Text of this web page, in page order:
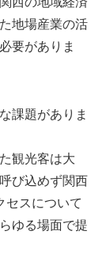
地場産業の活
要がありま
課題がありま
観光客は大
び込めず関西
セスについて
ゆる場面で提